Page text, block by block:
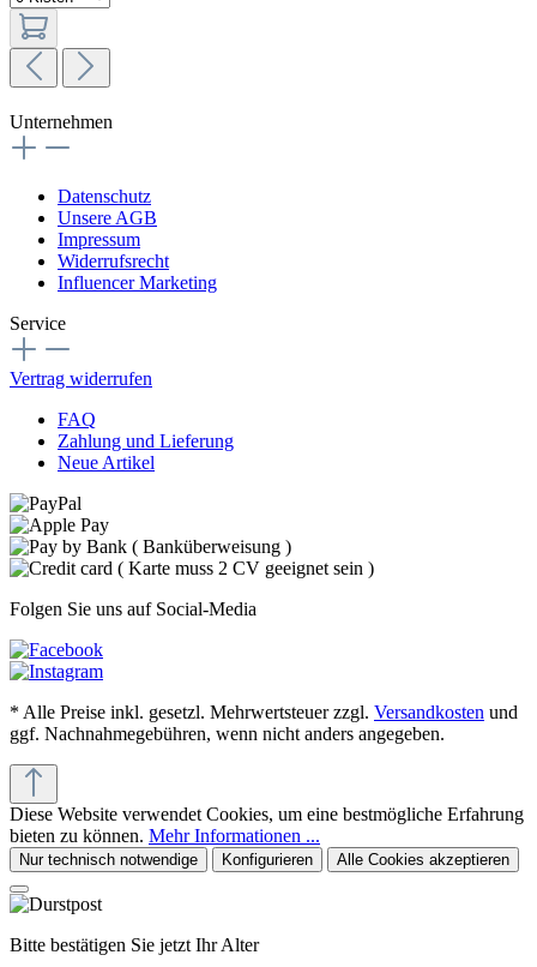
Unternehmen
Datenschutz
Unsere AGB
Impressum
Widerrufsrecht
Influencer Marketing
Service
Vertrag widerrufen
FAQ
Zahlung und Lieferung
Neue Artikel
Folgen Sie uns auf Social-Media
* Alle Preise inkl. gesetzl. Mehrwertsteuer zzgl. Versandkosten und
ggf. Nachnahmegebühren, wenn nicht anders angegeben.
Diese Website verwendet Cookies, um eine bestmögliche Erfahrung
bieten zu können. Mehr Informationen ...
Nur technisch notwendige Konfigurieren Alle Cookies akzeptieren
Bitte bestätigen Sie jetzt Ihr Alter